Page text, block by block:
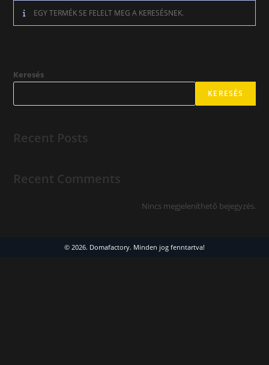
EGY TERMÉK SE FELELT MEG A KERESÉSNEK.
Keresés
KERESÉS
Recent Posts
Recent Comments
Nincs megjeleníthető bejegyzés.
© 2026. Domafactory. Minden jog fenntartva!